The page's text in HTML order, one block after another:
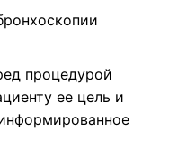
процедурой
ее цель и